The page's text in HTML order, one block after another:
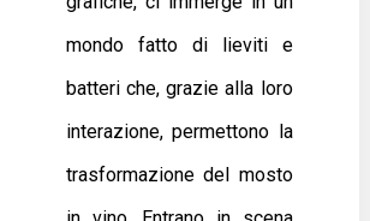
mondo fatto di lieviti e
batteri che, grazie alla loro
interazione, permettono la
trasformazione del mosto